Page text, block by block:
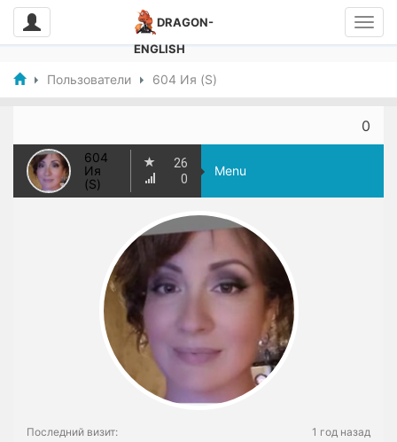
DRAGON-
ENGLISH
Пользователи 604 Ия (S)
0
604
Ия
(S)
26
0
Menu
Последний визит:
1 год назад